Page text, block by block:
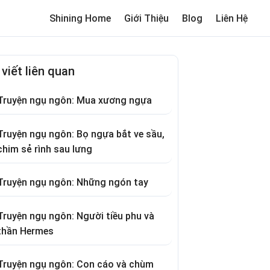
Shining Home Giới Thiệu Blog Liên Hệ
Review trường cho bé
viết liên quan
ngụ ngôn: Mua xương ngựa
ngụ ngôn: Bọ ngựa bắt ve sầu,
sẻ rình sau lưng
ngụ ngôn: Những ngón tay
ngụ ngôn: Người tiều phu và
Hermes
ngụ ngôn: Con cáo và chùm